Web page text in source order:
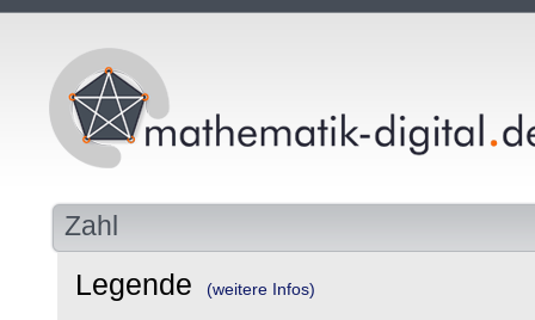
Zahl
Legende (weitere Infos)